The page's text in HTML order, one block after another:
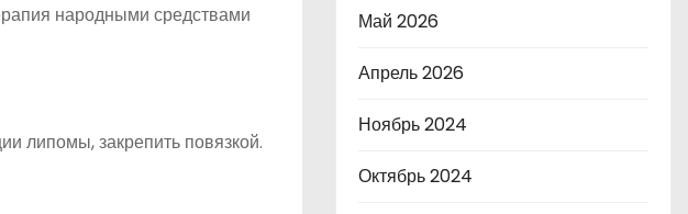
народными средствами
липомы, закрепить повязкой.
Май 2026
Апрель 2026
Ноябрь 2024
Октябрь 2024